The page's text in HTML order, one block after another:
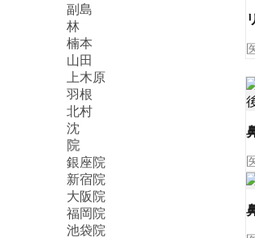
副島
林
楠本
山田
上木原
羽根
北村
沈
院
銀座院
新宿院
大阪院
福岡院
池袋院